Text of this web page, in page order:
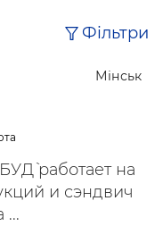
Фільтри
Мінськ
работает на
и сэндвич
...